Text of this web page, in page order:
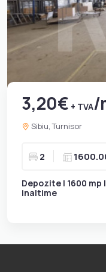
3,20€ + TVA/
Sibiu, Turnisor
2
Depozite | 1600
inaltime